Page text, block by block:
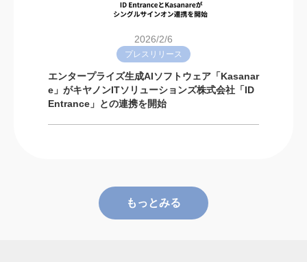
2026/2/6
プレスリリース
エンタープライズ生成AIソフトウェア「Kasanar
e」がキヤノンITソリューションズ株式会社「ID
Entrance」との連携を開始
もっとみる